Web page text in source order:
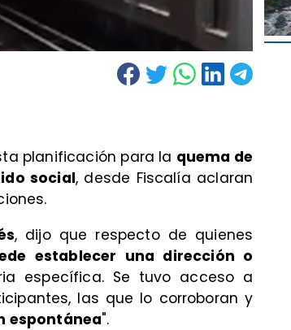
planificación para la quema de
social, desde Fiscalía aclaran
, dijo que respecto de quienes
establecer una dirección o
específica. Se tuvo acceso a
las que lo corroboran y
espontánea".